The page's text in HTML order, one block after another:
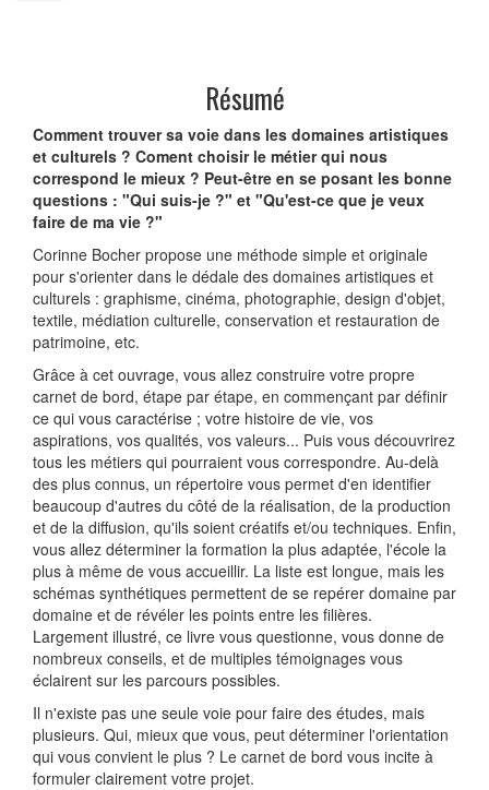
Résumé
Comment trouver sa voie dans les domaines artistiques
et culturels ? Coment choisir le métier qui nous
correspond le mieux ? Peut-être en se posant les bonne
questions : "Qui suis-je ?" et "Qu'est-ce que je veux
faire de ma vie ?"
Corinne Bocher propose une méthode simple et originale
pour s'orienter dans le dédale des domaines artistiques et
culturels : graphisme, cinéma, photographie, design d'objet,
textile, médiation culturelle, conservation et restauration de
patrimoine, etc.
Grâce à cet ouvrage, vous allez construire votre propre
carnet de bord, étape par étape, en commençant par définir
ce qui vous caractérise ; votre histoire de vie, vos
aspirations, vos qualités, vos valeurs... Puis vous découvrirez
tous les métiers qui pourraient vous correspondre. Au-delà
des plus connus, un répertoire vous permet d'en identifier
beaucoup d'autres du côté de la réalisation, de la production
et de la diffusion, qu'ils soient créatifs et/ou techniques. Enfin,
vous allez déterminer la formation la plus adaptée, l'école la
plus à même de vous accueillir. La liste est longue, mais les
schémas synthétiques permettent de se repérer domaine par
domaine et de révéler les points entre les filières.
Largement illustré, ce livre vous questionne, vous donne de
nombreux conseils, et de multiples témoignages vous
éclairent sur les parcours possibles.
Il n'existe pas une seule voie pour faire des études, mais
plusieurs. Qui, mieux que vous, peut déterminer l'orientation
qui vous convient le plus ? Le carnet de bord vous incite à
formuler clairement votre projet.